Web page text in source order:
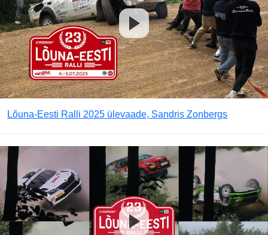
Lõuna-Eesti Ralli 2025 ülevaade, Sandris Zonbergs